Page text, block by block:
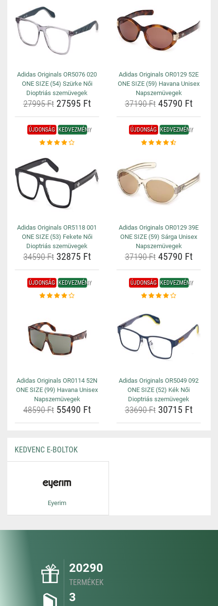
Adidas Originals OR5076 020
ONE SIZE (54) Szürke Női
Dioptriás szemüvegek
27995 Ft27595 Ft
Adidas Originals OR0129 52E
ONE SIZE (59) Havana Unisex
Napszemüvegek
37190 Ft45790 Ft
ÚJDONSÁG KEDVEZMÉNY
Adidas Originals OR5118 001
ONE SIZE (53) Fekete Női
Dioptriás szemüvegek
34590 Ft32875 Ft
ÚJDONSÁG KEDVEZMÉNY
Adidas Originals OR0129 39E
ONE SIZE (59) Sárga Unisex
Napszemüvegek
37190 Ft45790 Ft
ÚJDONSÁG KEDVEZMÉNY
Adidas Originals OR0114 52N
ONE SIZE (99) Havana Unisex
Napszemüvegek
48590 Ft55490 Ft
ÚJDONSÁG KEDVEZMÉNY
Adidas Originals OR5049 092
ONE SIZE (52) Kék Női
Dioptriás szemüvegek
33690 Ft30715 Ft
KEDVENC E-BOLTOK
Eyerim
20290
TERMÉKEK
3